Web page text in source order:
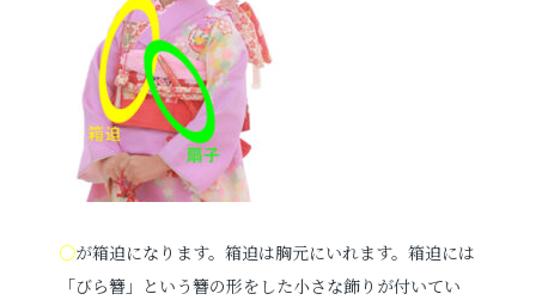
○が箱迫になります。箱迫は胸元にいれます。箱迫には
「びら簪」という簪の形をした小さな飾りが付いてい